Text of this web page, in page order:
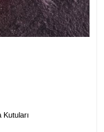
Kutuları